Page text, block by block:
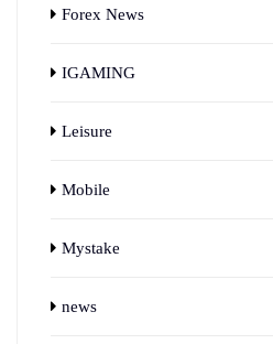
Forex News
IGAMING
Leisure
Mobile
Mystake
news